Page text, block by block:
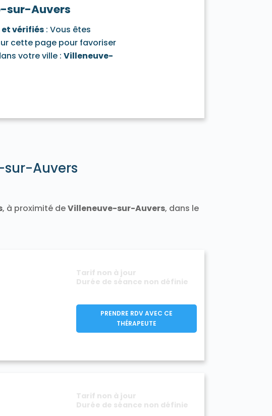
91720
Varennes-Jarcy 91480
Yvette 91140 Villeconin 91580
sur-Orge 91700
Viry-Châtillon 91170
sur-Auvers
vérifiés : Vous êtes
cette page pour favoriser
votre ville :Villeneuve-
Auvers
, à proximité deVilleneuve-sur-Auvers, dans le
Tarif non à jour
Durée de séance non définie
PRENDRE RDV AVEC CE
THÉRAPEUTE
Tarif non à jour
Durée de séance non définie